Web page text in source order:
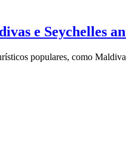
e Seychelles
populares, como